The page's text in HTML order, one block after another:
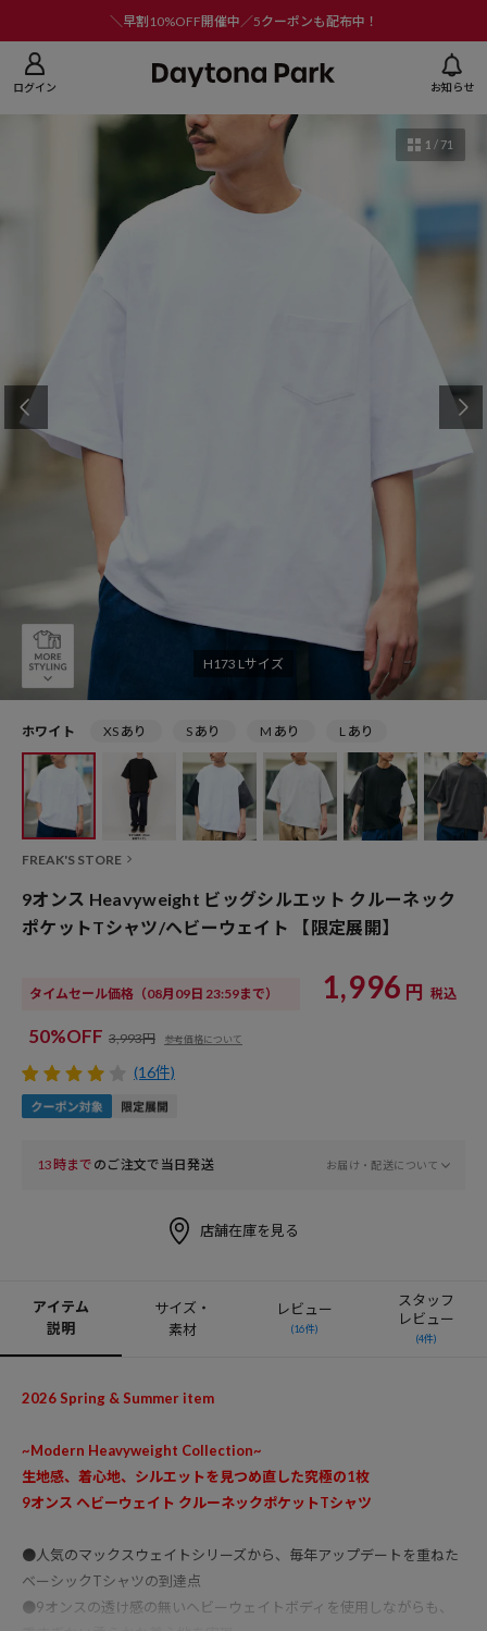
＼早割10%OFF開催中／5クーポンも配布中！
ログイン お知らせ
H173 Lサイズ
1 / 71
ホワイト XS あり S あり M あり L あり
FREAK'S STORE
9オンス Heavyweight ビッグシルエット クルーネック
ポケットTシャツ/ヘビーウェイト 【限定展開】
タイムセール価格 （08月09日 23:59まで） 1,996 円 税込
50%OFF 3,993円 参考価格について
(16件)
13時まで のご注文で当日発送 お届け・配送について
店舗在庫を見る
アイテム
説明
サイズ・
素材
レビュー
(16件)
スタッフ
レビュー
(4件)
2026 Spring & Summer item
~Modern Heavyweight Collection~
生地感、着心地、シルエットを見つめ直した究極の1枚
9オンス ヘビーウェイト クルーネックポケットTシャツ
●人気のマックスウェイトシリーズから、毎年アップデートを重ねた
ベーシックTシャツの到達点
●9オンスの透け感の無いヘビーウェイトボディを使用しながらも、